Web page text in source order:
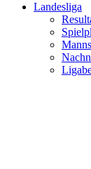
Landesliga